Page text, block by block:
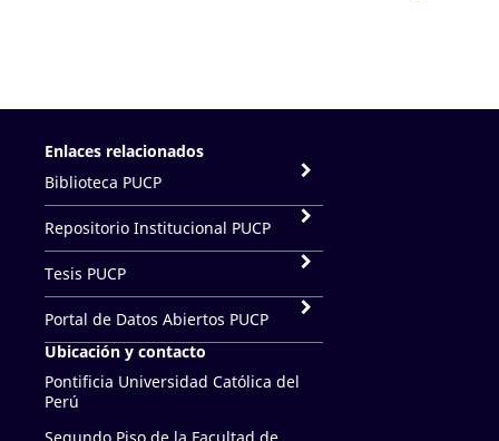
Enlaces relacionados
Biblioteca PUCP
Repositorio Institucional PUCP
Tesis PUCP
Portal de Datos Abiertos PUCP
Ubicación y contacto
Pontificia Universidad Católica del
Perú